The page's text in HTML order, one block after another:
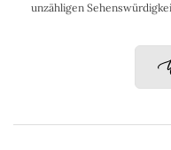
unzähligen